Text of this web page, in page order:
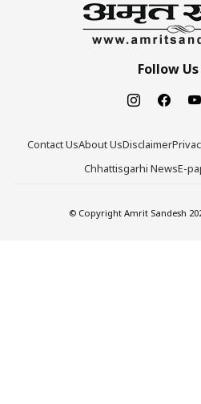
Follow Us
Contact UsAbout UsDisclaimer
Chhattisgarhi NewsE-
© Copyright Amrit Sandesh